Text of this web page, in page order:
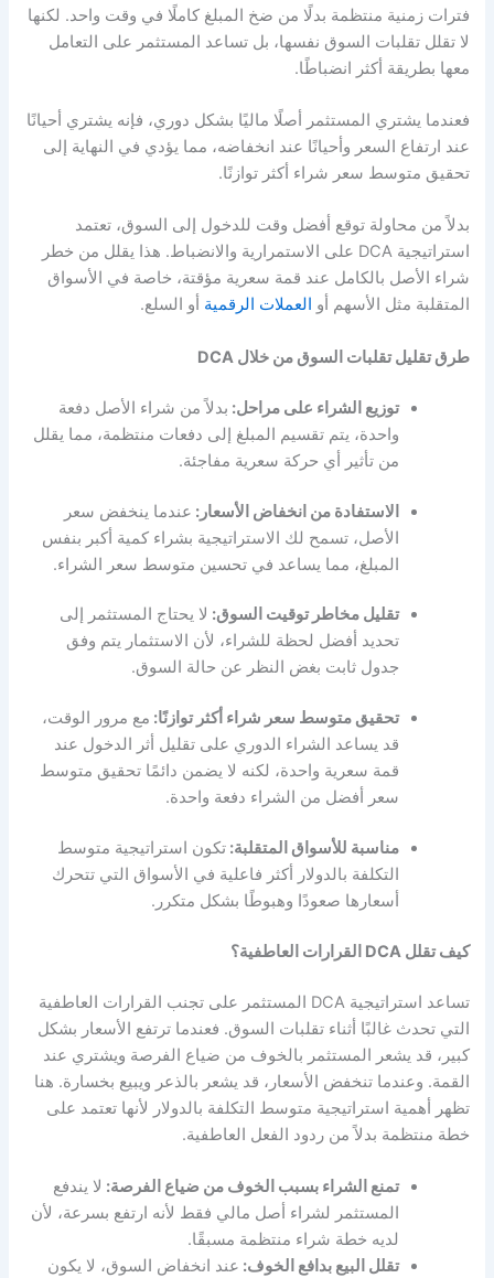
فترات زمنية منتظمة بدلًا من ضخ المبلغ كاملًا في وقت واحد. لكنها
لا تقلل تقلبات السوق نفسها، بل تساعد المستثمر على التعامل
معها بطريقة أكثر انضباطًا.
فعندما يشتري المستثمر أصلًا ماليًا بشكل دوري، فإنه يشتري أحيانًا
عند ارتفاع السعر وأحيانًا عند انخفاضه، مما يؤدي في النهاية إلى
تحقيق متوسط سعر شراء أكثر توازنًا.
بدلاً من محاولة توقع أفضل وقت للدخول إلى السوق، تعتمد
استراتيجية DCA على الاستمرارية والانضباط. هذا يقلل من خطر
شراء الأصل بالكامل عند قمة سعرية مؤقتة، خاصة في الأسواق
المتقلبة مثل الأسهم أو العملات الرقميةأو السلع.
طرق تقليل تقلبات السوق من خلال DCA
توزيع الشراء على مراحل:بدلاً من شراء الأصل دفعة
واحدة، يتم تقسيم المبلغ إلى دفعات منتظمة، مما يقلل
من تأثير أي حركة سعرية مفاجئة.
الاستفادة من انخفاض الأسعار:عندما ينخفض سعر
الأصل، تسمح لك الاستراتيجية بشراء كمية أكبر بنفس
المبلغ، مما يساعد في تحسين متوسط سعر الشراء.
تقليل مخاطر توقيت السوق:لا يحتاج المستثمر إلى
تحديد أفضل لحظة للشراء، لأن الاستثمار يتم وفق
جدول ثابت بغض النظر عن حالة السوق.
تحقيق متوسط سعر شراء أكثر توازنًا:مع مرور الوقت،
قد يساعد الشراء الدوري على تقليل أثر الدخول عند
قمة سعرية واحدة، لكنه لا يضمن دائمًا تحقيق متوسط
سعر أفضل من الشراء دفعة واحدة.
مناسبة للأسواق المتقلبة:تكون استراتيجية متوسط
التكلفة بالدولار أكثر فاعلية في الأسواق التي تتحرك
أسعارها صعودًا وهبوطًا بشكل متكرر.
كيف تقلل DCA القرارات العاطفية؟
تساعد استراتيجية DCA المستثمر على تجنب القرارات العاطفية
التي تحدث غالبًا أثناء تقلبات السوق. فعندما ترتفع الأسعار بشكل
كبير، قد يشعر المستثمر بالخوف من ضياع الفرصة ويشتري عند
القمة. وعندما تنخفض الأسعار، قد يشعر بالذعر ويبيع بخسارة. هنا
تظهر أهمية استراتيجية متوسط التكلفة بالدولار لأنها تعتمد على
خطة منتظمة بدلاً من ردود الفعل العاطفية.
تمنع الشراء بسبب الخوف من ضياع الفرصة:لا يندفع
المستثمر لشراء أصل مالي فقط لأنه ارتفع بسرعة، لأن
لديه خطة شراء منتظمة مسبقًا.
تقلل البيع بدافع الخوف:عند انخفاض السوق، لا يكون